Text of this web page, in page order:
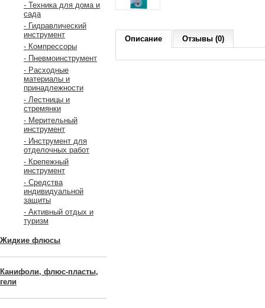
- Техника для дома и
сада
- Гидравлический
инструмент
- Компрессоры
- Пневмоинструмент
- Расходные
материалы и
принадлежности
- Лестницы и
стремянки
- Мерительный
инструмент
- Инструмент для
отделочных работ
- Крепежный
инструмент
- Средства
индивидуальной
защиты
- Активный отдых и
туризм
Жидкие флюсы
Канифоли, флюс-пласты,
гели
Описание Отзывы (0)